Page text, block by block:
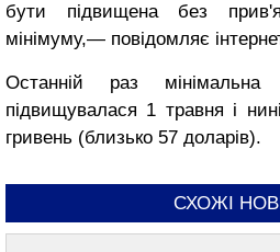
бути підвищена без
мінімуму,— повідомляє
Останній раз
підвищувалася 1 травня і
гривень (близько 57 доларів).
СХОЖІ